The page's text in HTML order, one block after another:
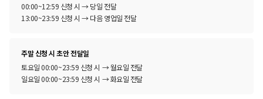
00:00~12:59 신청 시 → 당일 전달
13:00~23:59 신청 시 → 다음 영업일 전달
주말 신청 시 초안 전달일
토요일 00:00~23:59 신청 시 → 월요일 전달
일요일 00:00~23:59 신청 시 → 화요일 전달